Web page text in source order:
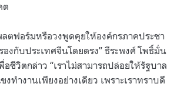
ต
ตฟอร์มหรือวงพูดคุยให้องค์กรภาคประชา
งกับประเทศจีนโดยตรง” ธีระพงศ์ โพธิ์มั่น
อชีวิตกล่าว “เราไม่สามารถปล่อยให้รัฐบาล
งทำงานเพียงอย่างเดียว เพราะเราทราบดี